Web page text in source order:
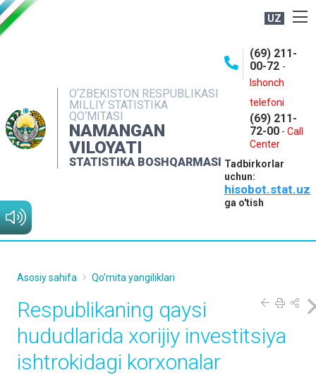
UZ
O‘ZBEKISTON RESPUBLIKASI
MILLIY STATISTIKA
QO‘MITASI
NAMANGAN
VILOYATI
STATISTIKA BOSHQARMASI
(69) 211-
00-72 -
Ishonch
telefoni
(69) 211-
72-00 - Call
Center
Tadbirkorlar
uchun:
hisobot.stat.uz
ga o'tish
NASHRLAR
INTERAKTIV XIZMATLAR
MATBUOT XIZMATI
MUROJAATLAR
Asosiy sahifa Qo'mita yangiliklari
Respublikaning qaysi
hududlarida xorijiy investitsiya
ishtrokidagi korxonalar